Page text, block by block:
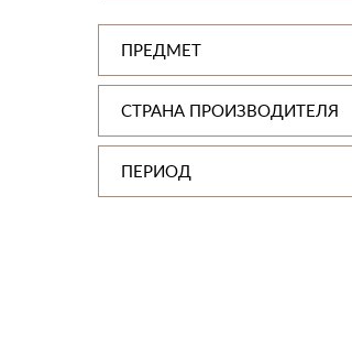
ПРЕДМЕТ
СТРАНА ПРОИЗВОДИТЕЛЯ
ПЕРИОД